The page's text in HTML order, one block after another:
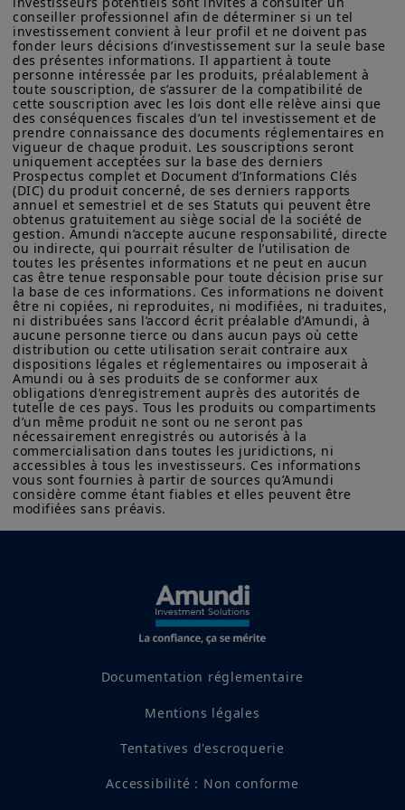
l'appréciation de l'euro, qui tend à
rendre les exportations moins chères.
Cet environnement est favorable aux
actions européennes, et les valeurs
allemandes ont récemment atteint de
nouveaux sommets historiques. Nous
pensons que la BCE va adopter une
approche attentiste en ce début d'année
et indiquer qu'elle prendra ses décisions
en fonction de l'évolution des données
macroéconomiques. Pour que de
nouvelles baisses de taux se
concrétisent, il faudrait probablement la
combinaison d'un ralentissement de
l'inflation des services, d'une
consommation atone et d'une
croissance économique inférieure aux
attentes. La faible croissance du crédit
en zone euro et une monnaie plus forte
pourraient également inciter la BCE à
prendre des mesures.
Dates clés
13 jan.
Publication de
l’indice des
consommation
14 jan.
Publication
balance
commerciale
indicatif et constituent une présentation générale de nos
produits et services. Ces informations ne sont pas exhaustives,
peuvent évoluer dans le temps et être mises à jour par Amundi
Asset Management, sans préavis et à tout moment.
Votre accès à ce site est soumis au respect de la
réglementation française en vigueur et aux «Mentions légales /
Conditions générales d’accès au site».
En choisissant d’accéder à notre site, vous reconnaissez avoir
pris connaissance de ces Conditions et les avoir acceptées.
Nous vous conseillons, dans votre intérêt, de les lire
attentivement.
conseiller professionnel afin de déterminer si un tel
investissement convient à leur profil et ne doivent pas
fonder leurs décisions d’investissement sur la seule base
des présentes informations. Il appartient à toute
personne intéressée par les produits, préalablement à
toute souscription, de s’assurer de la compatibilité de
cette souscription avec les lois dont elle relève ainsi que
des conséquences fiscales d’un tel investissement et de
prendre connaissance des documents réglementaires en
vigueur de chaque produit. Les souscriptions seront
uniquement acceptées sur la base des derniers
Prospectus complet et Document d’Informations Clés
(DIC) du produit concerné, de ses derniers rapports
annuel et semestriel et de ses Statuts qui peuvent être
obtenus gratuitement au siège social de la société de
gestion. Amundi n’accepte aucune responsabilité, directe
ou indirecte, qui pourrait résulter de l’utilisation de
toutes les présentes informations et ne peut en aucun
cas être tenue responsable pour toute décision prise sur
la base de ces informations. Ces informations ne doivent
être ni copiées, ni reproduites, ni modifiées, ni traduites,
ni distribuées sans l’accord écrit préalable d’Amundi, à
aucune personne tierce ou dans aucun pays où cette
distribution ou cette utilisation serait contraire aux
dispositions légales et réglementaires ou imposerait à
Amundi ou à ses produits de se conformer aux
obligations d’enregistrement auprès des autorités de
tutelle de ces pays. Tous les produits ou compartiments
d’un même produit ne sont ou ne seront pas
nécessairement enregistrés ou autorisés à la
commercialisation dans toutes les juridictions, ni
accessibles à tous les investisseurs. Ces informations
vous sont fournies à partir de sources qu’Amundi
considère comme étant fiables et elles peuvent être
modifiées sans préavis.
Documentation réglementaire
Mentions légales
Tentatives d'escroquerie
Accessibilité : Non conforme